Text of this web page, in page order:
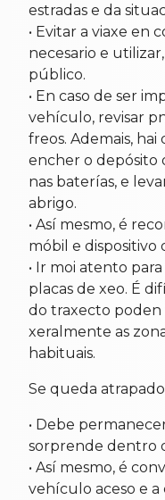
estradas e da
• Evitar a viaxe en
necesario e
público.
• En caso de ser
vehículo, revisar
freos. Ademais,
encher o depósito
nas baterías, e
abrigo.
• Así mesmo, é
móbil e dispositivo
• Ir moi atento
placas de xeo. É
do traxecto poden
xeralmente as
habituais.
Se queda
• Debe
sorprende dentro
• Así mesmo, é
vehículo aceso e a